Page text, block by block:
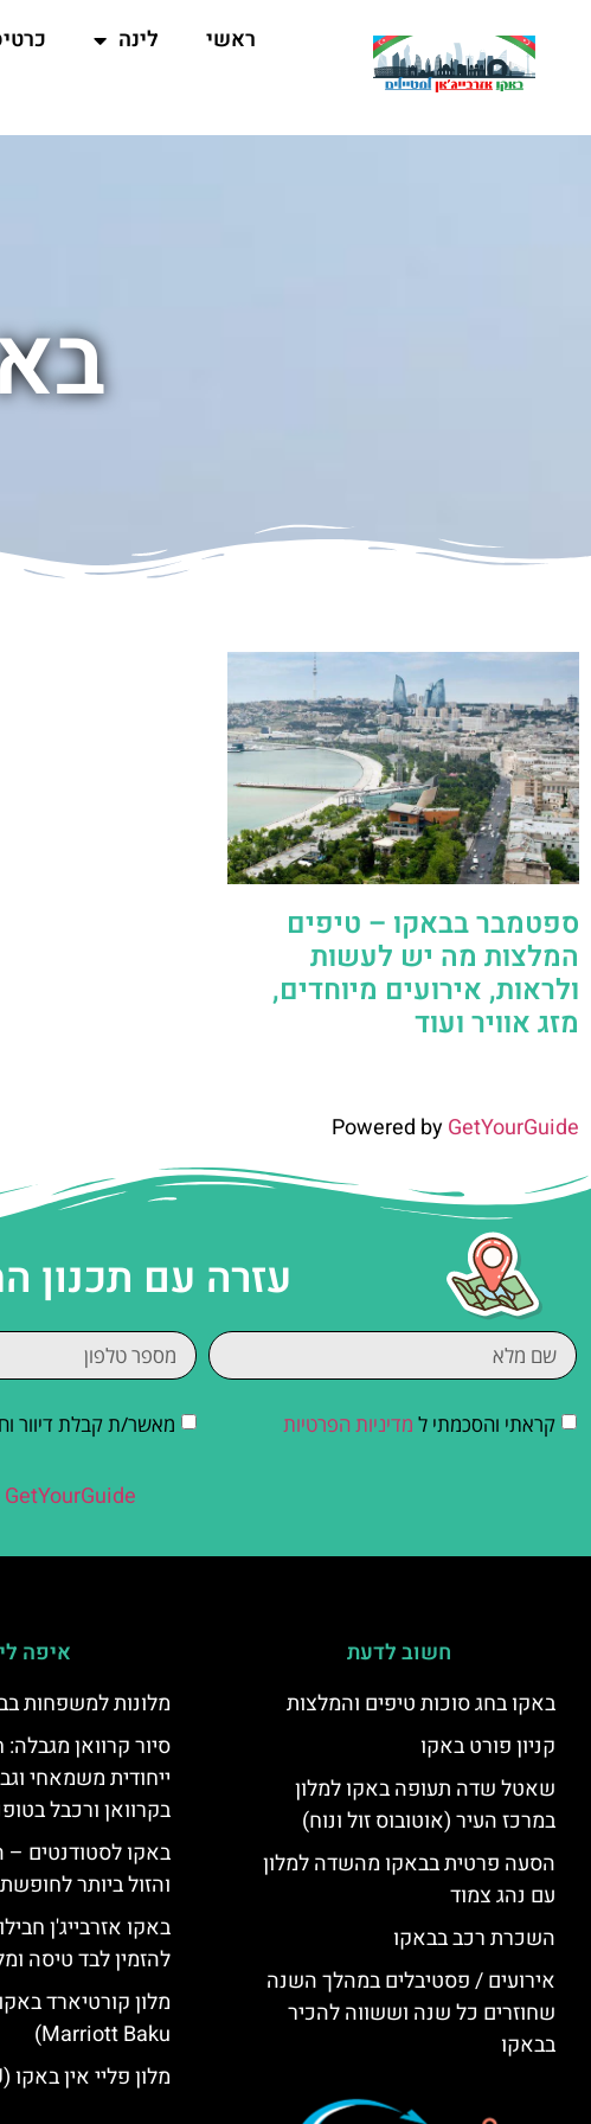
ראשי לינה
ספטמבר בבאקו – טיפים
המלצות מה יש לעשות
ולראות, אירועים מיוחדים,
מזג אוויר ועוד
Powered byGetYourGuide
עזרה עם תכנון
קראתי והסכמתי ל מדיניות הפרטיות מאשר/ת קבלת דיוור
GetYourGuide
חשוב לדעת
באקו בחג סוכות טיפים והמלצות
קניון פורט באקו
שאטל שדה תעופה באקו למלון
במרכז העיר (אוטובוס זול ונוח)
הסעה פרטית בבאקו מהשדה למלון
עם נהג צמוד
השכרת רכב בבאקו
אירועים / פסטיבלים במהלך השנה
שחוזרים כל שנה וששווה להכיר
בבאקו
איפה
מלונות למשפחות
סיור קרוואן מגבלה:
ייחודית משמאחי
בקרוואן ורכבל
באקו לסטודנטים
והזול ביותר
באקו אזרבייג'ן
להזמין לבד טיסה
Marriott Baku)
מלון פליי אין באקו (FLY INN BAKU)